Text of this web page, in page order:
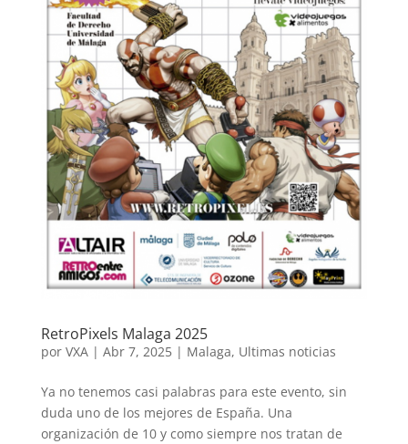
RetroPixels Malaga 2025
por VXA| Abr 7, 2025| Malaga, Ultimas noticias
Ya no tenemos casi palabras para este evento, sin
duda uno de los mejores de España. Una
organización de 10 y como siempre nos tratan de